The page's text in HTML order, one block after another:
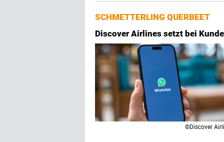
SCHMETTERLING QUERBEET
Discover Airlines setzt bei
©Discover